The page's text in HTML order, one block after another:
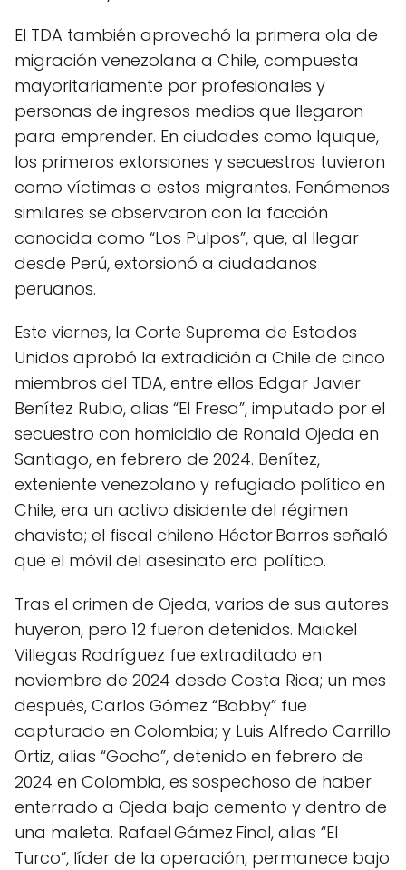
El TDA también aprovechó la primera ola de
migración venezolana a Chile, compuesta
mayoritariamente por profesionales y
personas de ingresos medios que llegaron
para emprender. En ciudades como Iquique,
los primeros extorsiones y secuestros tuvieron
como víctimas a estos migrantes. Fenómenos
similares se observaron con la facción
conocida como “Los Pulpos”, que, al llegar
desde Perú, extorsionó a ciudadanos
peruanos.
Este viernes, la Corte Suprema de Estados
Unidos aprobó la extradición a Chile de cinco
miembros del TDA, entre ellos Edgar Javier
Benítez Rubio, alias “El Fresa”, imputado por el
secuestro con homicidio de Ronald Ojeda en
Santiago, en febrero de 2024. Benítez,
exteniente venezolano y refugiado político en
Chile, era un activo disidente del régimen
chavista; el fiscal chileno Héctor Barros señaló
que el móvil del asesinato era político.
Tras el crimen de Ojeda, varios de sus autores
huyeron, pero 12 fueron detenidos. Maickel
Villegas Rodríguez fue extraditado en
noviembre de 2024 desde Costa Rica; un mes
después, Carlos Gómez “Bobby” fue
capturado en Colombia; y Luis Alfredo Carrillo
Ortiz, alias “Gocho”, detenido en febrero de
2024 en Colombia, es sospechoso de haber
enterrado a Ojeda bajo cemento y dentro de
una maleta. Rafael Gámez Finol, alias “El
Turco”, líder de la operación, permanece bajo